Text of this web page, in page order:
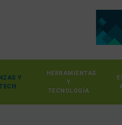
Y
HERRAMIENTAS
Y
TECNOLOGÍA